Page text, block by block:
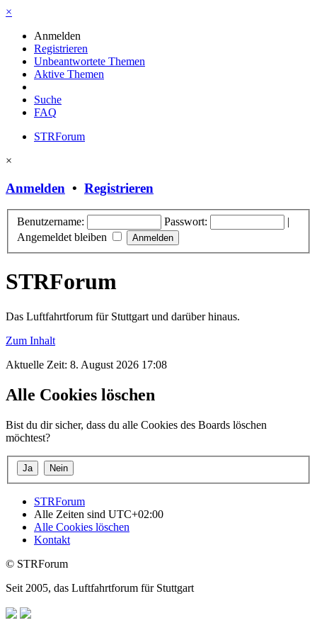
×
Anmelden
Registrieren
Unbeantwortete Themen
Aktive Themen
Suche
FAQ
STRForum
×
Anmelden • Registrieren
Benutzername: Passwort:
|
Angemeldet bleiben
STRForum
Das Luftfahrtforum für Stuttgart und darüber hinaus.
Zum Inhalt
Aktuelle Zeit: 8. August 2026 17:08
Alle Cookies löschen
Bist du dir sicher, dass du alle Cookies des Boards löschen
möchtest?
STRForum
Alle Zeiten sind UTC+02:00
Alle Cookies löschen
Kontakt
© STRForum
Seit 2005, das Luftfahrtforum für Stuttgart